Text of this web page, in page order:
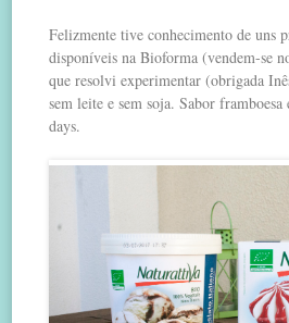
Felizmente tive conhecimento de uns
disponíveis na Bioforma (vendem-se
que resolvi experimentar (obrigada
sem leite e sem soja. Sabor
days.